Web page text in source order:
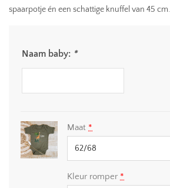
spaarpotje én een schattige knuffel van 45 cm.
Naam baby: *
Maat *
Kleur romper *